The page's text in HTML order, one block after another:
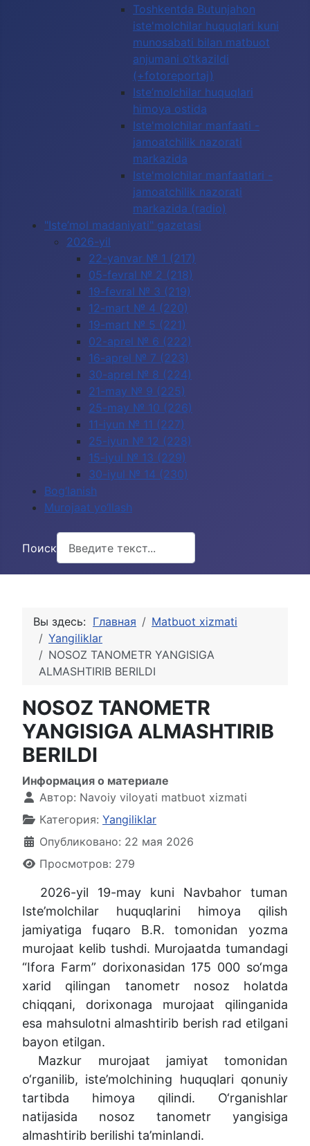
Toshkentda Butunjahon
iste'molchilar huquqlari kuni
munosabati bilan matbuot
anjumani o‘tkazildi
(+fotoreportaj)
Iste’molchilar huquqlari
himoya ostida
Iste'molchilar manfaati -
jamoatchilik nazorati
markazida
Iste'molchilar manfaatlari -
jamoatchilik nazorati
markazida (radio)
"Iste’mol madaniyati" gazetasi
2026-yil
22-yanvar № 1 (217)
05-fevral № 2 (218)
19-fevral № 3 (219)
12-mart № 4 (220)
19-mart № 5 (221)
02-aprel № 6 (222)
16-aprel № 7 (223)
30-aprel № 8 (224)
21-may № 9 (225)
25-may № 10 (226)
11-iyun № 11 (227)
25-iyun № 12 (228)
15-iyul № 13 (229)
30-iyul № 14 (230)
Bog‘lanish
Murojaat yo‘llash
Поиск
Вы здесь: Главная
Matbuot xizmati
Yangiliklar
NOSOZ TANOMETR YANGISIGA
ALMASHTIRIB BERILDI
NOSOZ TANOMETR
YANGISIGA ALMASHTIRIB
BERILDI
Информация о материале
Автор: Navoiy viloyati matbuot xizmati
Категория: Yangiliklar
Опубликовано: 22 мая 2026
Просмотров: 279
2026-yil 19-may kuni Navbahor tuman
Iste’molchilar huquqlarini himoya qilish
jamiyatiga fuqaro B.R. tomonidan yozma
murojaat kelib tushdi. Murojaatda tumandagi
“Ifora Farm” dorixonasidan 175 000 so‘mga
xarid qilingan tanometr nosoz holatda
chiqqani, dorixonaga murojaat qilinganida
esa mahsulotni almashtirib berish rad etilgani
bayon etilgan.
Mazkur murojaat jamiyat tomonidan
o‘rganilib, iste’molchining huquqlari qonuniy
tartibda himoya qilindi. O‘rganishlar
natijasida nosoz tanometr yangisiga
almashtirib berilishi ta’minlandi.